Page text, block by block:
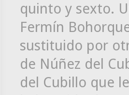
quinto y sexto.
Fermín
sustituido por
de Núñez del
del Cubillo que